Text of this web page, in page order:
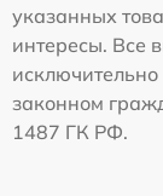
указанных
интересы. Все
законном
1487 ГК РФ.